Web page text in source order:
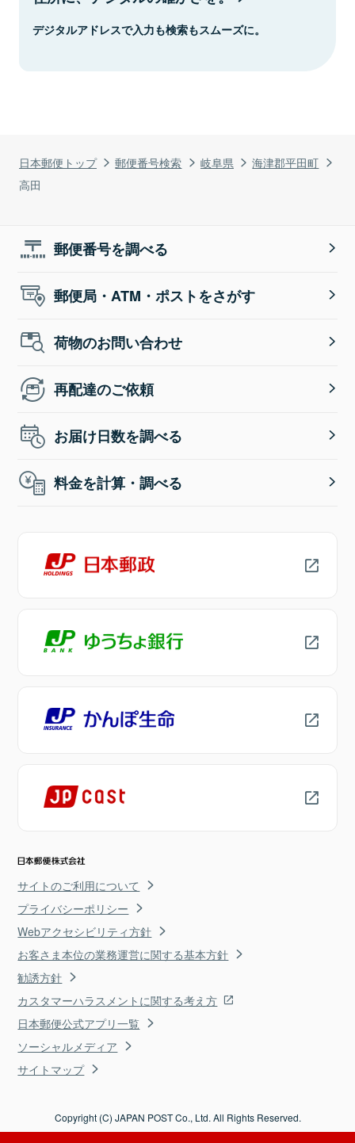
日本郵便トップ 郵便番号検索 岐阜県
海津郡平田町
高田
デジタルアドレスで入力も検索もスムーズに。
郵便番号を調べる
郵便局・ATM・ポストをさがす
荷物のお問い合わせ
再配達のご依頼
お届け日数を調べる
料金を計算・調べる
サイトのご利用について
プライバシーポリシー
Webアクセシビリティ方針
お客さま本位の業務運営に関する基本方針
勧誘方針
カスタマーハラスメントに関する考え方
日本郵便公式アプリ一覧
ソーシャルメディア
サイトマップ
Copyright (C) JAPAN POST Co., Ltd. All Rights Reserved.